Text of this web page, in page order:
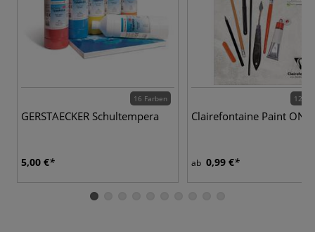
16 Farben
GERSTAECKER Schultempera
5,00 €
12
Clairefontaine Paint ON
ab 0,99 €